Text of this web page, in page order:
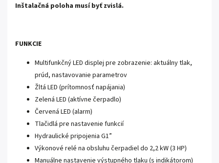
Inštalačná poloha musí byť zvislá.
FUNKCIE
Multifunkčný LED displej pre zobrazenie: aktuálny tlak,
prúd, nastavovanie parametrov
Žltá LED (prítomnosť napájania)
Zelená LED (aktívne čerpadlo)
Červená LED (alarm)
Tlačidlá pre nastavenie funkcií
Hydraulické pripojenia G1”
Výkonové relé na obsluhu čerpadiel do 2,2 kW (3 HP)
Manuálne nastavenie výstupného tlaku (s indikátorom)